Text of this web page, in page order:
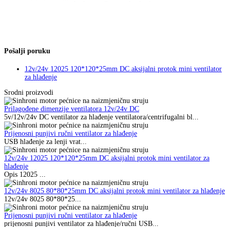
Pošalji poruku
12v/24v 12025 120*120*25mm DC aksijalni protok mini ventilator
za hlađenje
Srodni proizvodi
Prilagođene dimenzije ventilatora 12v/24v DC
5v/12v/24v DC ventilator za hlađenje ventilatora/centrifugalni bl...
Prijenosni punjivi ručni ventilator za hlađenje
USB hlađenje za lenji vrat...
12v/24v 12025 120*120*25mm DC aksijalni protok mini ventilator za
hlađenje
Opis 12025 ...
12v/24v 8025 80*80*25mm DC aksijalni protok mini ventilator za hlađenje
12v/24v 8025 80*80*25...
Prijenosni punjivi ručni ventilator za hlađenje
prijenosni punjivi ventilator za hlađenje/ručni USB...